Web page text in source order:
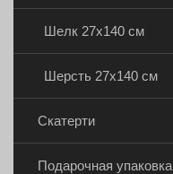
Шелк 27х140 см
Шерсть 27х140 см
Скатерти
Подарочная упаковка